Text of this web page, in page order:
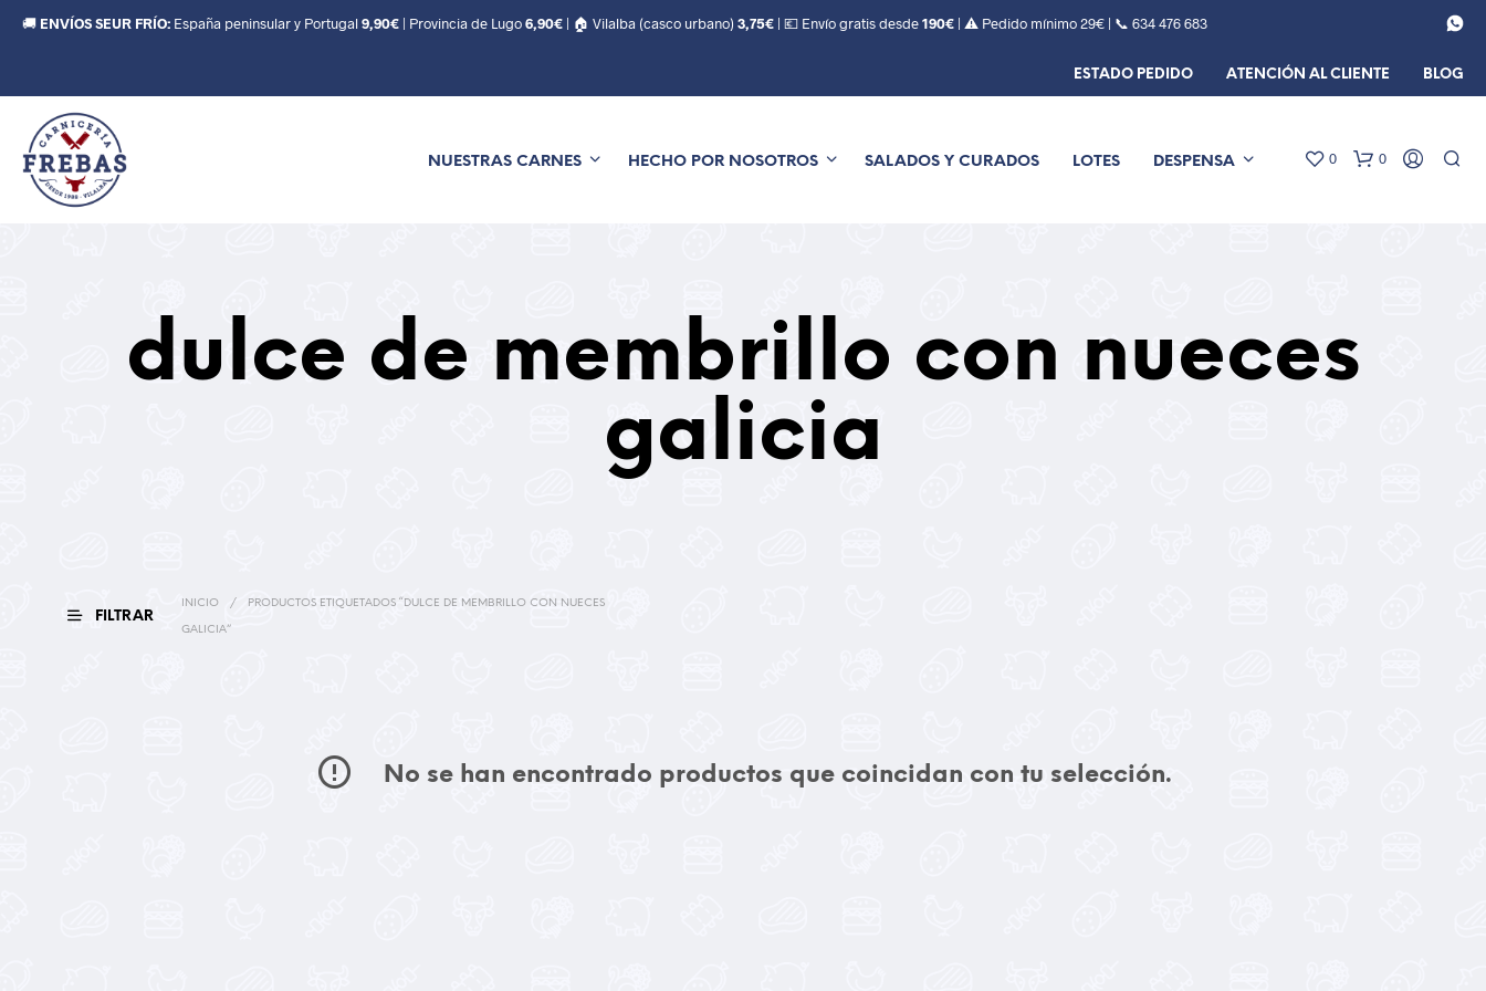
🚚 ENVÍOS SEUR FRÍO: España peninsular y Portugal9,90€ | Provincia de Lugo6,90€ | 🏠 Vilalba (casco urbano) 3,75€ | 💶 Envío gratis desde190€ | ⚠️ Pedido mínimo 29€ | 📞 634 476 683
ESTADO PEDIDO ATENCIÓN AL CLIENTE BLOG
NUESTRAS CARNES HECHO POR NOSOTROS SALADOS Y CURADOS LOTES DESPENSA 0 0
dulce de membrillo con nueces
galicia
FILTRAR
INICIO / PRODUCTOS ETIQUETADOS “DULCE DE MEMBRILLO CON NUECES
GALICIA”
No se han encontrado productos que coincidan con tu selección.